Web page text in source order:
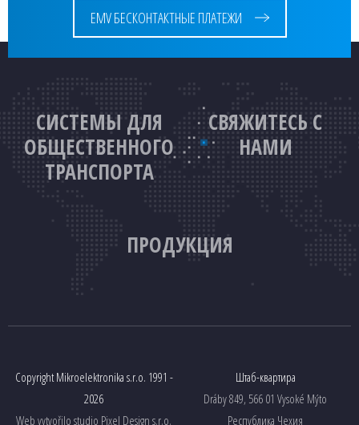
EMV БЕСКОНТАКТНЫЕ ПЛАТЕЖИ
СИСТЕМЫ ДЛЯ
ОБЩЕСТВЕННОГО
ТРАНСПОРТА
СВЯЖИТЕСЬ С
НАМИ
ПРОДУКЦИЯ
Copyright Mikroelektronika s.r.o. 1991 -
2026
Web vytvořilo studio Pixel Design s.r.o.
Штаб-квартира
Dráby 849, 566 01 Vysoké Mýto
Республика Чехия